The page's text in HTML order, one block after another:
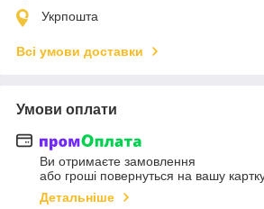
Укрпошта
Всі умови доставки
Умови оплати
Ви отримаєте замовлення
або гроші повернуться на вашу
Детальніше